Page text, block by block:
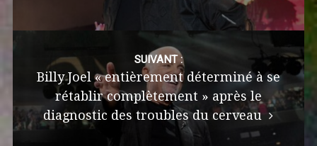
SUIVANT :
Billy Joel « entièrement déterminé à se
rétablir complètement » après le
diagnostic des troubles du cerveau